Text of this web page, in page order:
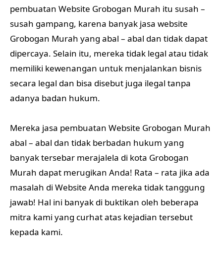
pembuatan Website Grobogan Murah itu susah –
susah gampang, karena banyak jasa website
Grobogan Murah yang abal – abal dan tidak dapat
dipercaya. Selain itu, mereka tidak legal atau tidak
memiliki kewenangan untuk menjalankan bisnis
secara legal dan bisa disebut juga ilegal tanpa
adanya badan hukum.
Mereka jasa pembuatan Website Grobogan Murah
abal – abal dan tidak berbadan hukum yang
banyak tersebar merajalela di kota Grobogan
Murah dapat merugikan Anda! Rata – rata jika ada
masalah di Website Anda mereka tidak tanggung
jawab! Hal ini banyak di buktikan oleh beberapa
mitra kami yang curhat atas kejadian tersebut
kepada kami.